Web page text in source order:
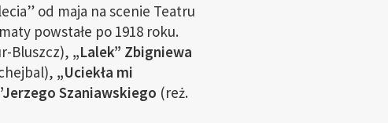
od maja na scenie Teatru
powstałe po 1918 roku.
Bluszcz), „Lalek” Zbigniewa
„Uciekła mi
Szaniawskiego (reż.